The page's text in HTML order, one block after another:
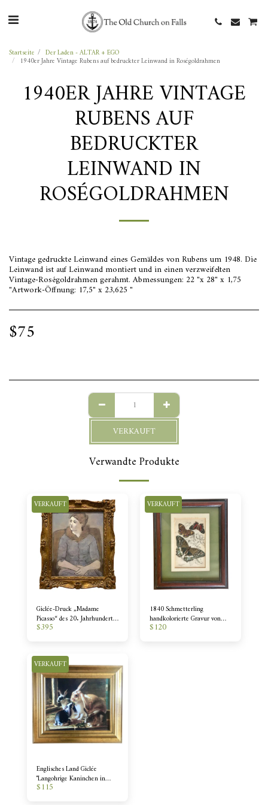
Startseite Der Laden - ALTAR + EGO
1940er Jahre Vintage Rubens auf bedruckter Leinwand in Roségoldrahmen
1940ER JAHRE VINTAGE
RUBENS AUF
BEDRUCKTER
LEINWAND IN
ROSÉGOLDRAHMEN
Vintage gedruckte Leinwand eines Gemäldes von Rubens um 1948. Die
Leinwand ist auf Leinwand montiert und in einen verzweifelten
Vintage-Roségoldrahmen gerahmt. Abmessungen: 22 "x 28" x 1,75
"Artwork-Öffnung: 17,5" x 23,625 "
$75
VERKAUFT
Verwandte Produkte
VERKAUFT
Giclée-Druck „Madame
Picasso“ des 20. Jahrhunderts
in antikem Rahmen
$395
VERKAUFT
1840 Schmetterling
handkolorierte Gravur von
Lizars
$120
VERKAUFT
Englisches Land Giclée
"Langohrige Kaninchen in
einem Käfig, der von einer
$115